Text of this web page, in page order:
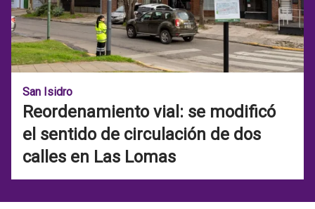
San Isidro
Reordenamiento vial: se modificó
el sentido de circulación de dos
calles en Las Lomas